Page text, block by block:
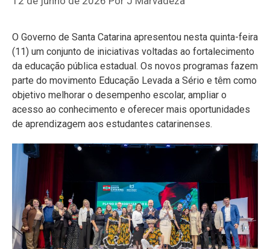
O Governo de Santa Catarina apresentou nesta quinta-feira
(11) um conjunto de iniciativas voltadas ao fortalecimento
da educação pública estadual. Os novos programas fazem
parte do movimento Educação Levada a Sério e têm como
objetivo melhorar o desempenho escolar, ampliar o
acesso ao conhecimento e oferecer mais oportunidades
de aprendizagem aos estudantes catarinenses.